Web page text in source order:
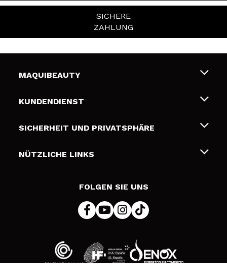
SICHERE
ZAHLUNG
MAQUIBEAUTY
Über uns
Geschenkkarten
KUNDENDIENST
Liefer- und Versandkosten
Zahlung
SICHERHEIT UND PRIVATSPHÄRE
Bedingungen und Datenschutz
NÜTZLICHE LINKS
FOLGEN SIE UNS